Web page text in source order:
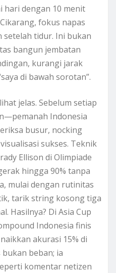
hari dengan 10 menit
fokus napas
tidur. Ini bukan
bangun jembatan
kurangi jarak
di bawah sorotan”.
jelas. Sebelum setiap
Indonesia
busur, nocking
sukses. Teknik
Ellison di Olimpiade
hingga 90% tanpa
mulai dengan rutinitas
tarik string kosong tiga
Hasilnya? Di Asia Cup
Indonesia finis
akurasi 15% di
beban; ia
komentar netizen